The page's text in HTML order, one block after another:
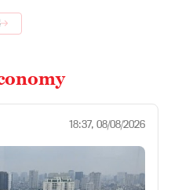
18:37, 08/08/2026